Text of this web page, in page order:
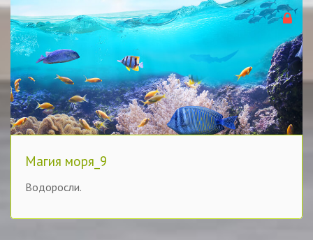
Магия моря_9
Водоросли.